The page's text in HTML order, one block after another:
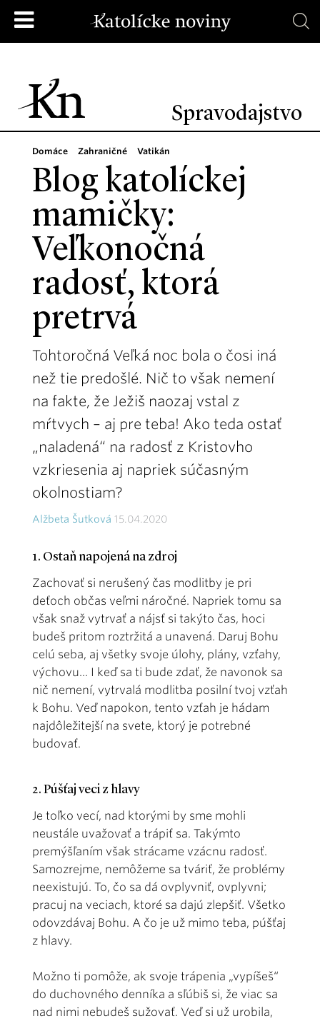
Spravodajstvo
Domáce Zahraničné Vatikán
Blog katolíckej
mamičky:
Veľkonočná
radosť, ktorá
pretrvá
Tohtoročná Veľká noc bola o čosi iná
než tie predošlé. Nič to však nemení
na fakte, že Ježiš naozaj vstal z
mŕtvych – aj pre teba! Ako teda ostať
„naladená“ na radosť z Kristovho
vzkriesenia aj napriek súčasným
okolnostiam?
Alžbeta Šutková 15.04.2020
1. Ostaň napojená na zdroj
Zachovať si nerušený čas modlitby je pri
deťoch občas veľmi náročné. Napriek tomu sa
však snaž vytrvať a nájsť si takýto čas, hoci
budeš pritom roztržitá a unavená. Daruj Bohu
celú seba, aj všetky svoje úlohy, plány, vzťahy,
výchovu... I keď sa ti bude zdať, že navonok sa
nič nemení, vytrvalá modlitba posilní tvoj vzťah
k Bohu. Veď napokon, tento vzťah je hádam
najdôležitejší na svete, ktorý je potrebné
budovať.
2. Púšťaj veci z hlavy
Je toľko vecí, nad ktorými by sme mohli
neustále uvažovať a trápiť sa. Takýmto
premýšľaním však strácame vzácnu radosť.
Samozrejme, nemôžeme sa tváriť, že problémy
neexistujú. To, čo sa dá ovplyvniť, ovplyvni;
pracuj na veciach, ktoré sa dajú zlepšiť. Všetko
odovzdávaj Bohu. A čo je už mimo teba, púšťaj
z hlavy.
Možno ti pomôže, ak svoje trápenia „vypíšeš“
do duchovného denníka a sľúbiš si, že viac sa
nad nimi nebudeš sužovať. Veď si už urobila,